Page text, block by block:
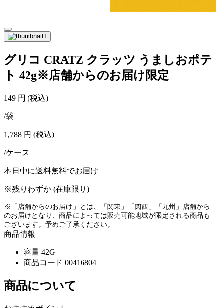
グリコ CRATZ クラッツ うましおポテ
ト 42g※店舗からのお届け限定
149 円 (税込)
/袋
1,788 円 (税込)
/ケース
本日中に送料無料でお届け
※残りわずか (在庫限り)
※「店舗からのお届け」とは、「関東」「関西」「九州」店舗から
のお届けとなり、商品によっては販売可能地域が限定される商品も
ございます。予めご了承ください。
商品情報
容量 42G
商品コード 00416804
商品について